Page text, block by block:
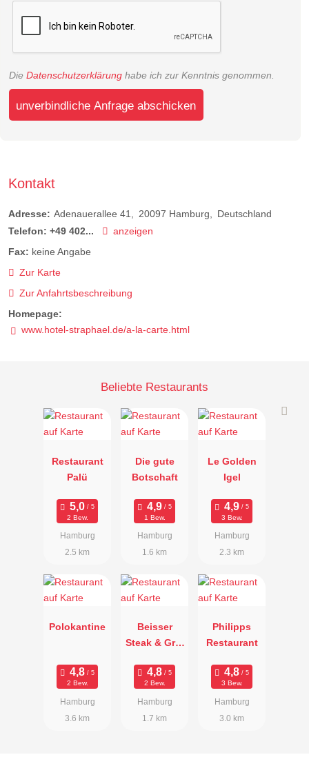
Die Datenschutzerklärung habe ich zur Kenntnis genommen.
unverbindliche Anfrage abschicken
Kontakt
Adresse: Adenauerallee 41 20097 Hamburg
Deutschland
Telefon: +49 402...
anzeigen
Fax: keine Angabe
Zur Karte
Zur Anfahrtsbeschreibung
Homepage:
www.hotel-straphael.de/a-la-carte.html
Beliebte Restaurants
Restaurant
Palü
2 Bew.
Hamburg
2.5 km
Die gute
Botschaft
1 Bew.
Hamburg
1.6 km
Le Golden
Igel
3 Bew.
Hamburg
2.3 km
Polokantine
2 Bew.
Hamburg
3.6 km
Beisser
Steak & Grill
Alsterhaus
2 Bew.
Hamburg
1.7 km
Philipps
Restaurant
3 Bew.
Hamburg
3.0 km